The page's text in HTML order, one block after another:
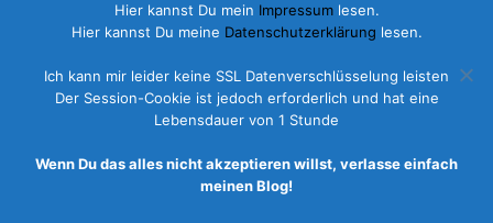
Boizenburg
5. Juni 2015
Boizenburg /Elbe
liegt im schönen Bundesland
Mecklenburg Vorpommern im Norden Deutschlands. Die an
Hier kannst Du mein Impressumlesen.
Hier kannst Du meine Datenschutzerklärung lesen.
Ich kann mir leider keine SSL Datenverschlüsselung leisten
Der Session-Cookie ist jedoch erforderlich und hat eine
Lebensdauer von 1 Stunde
Wenn Du das alles nicht akzeptieren willst, verlasse einfach
meinen Blog!